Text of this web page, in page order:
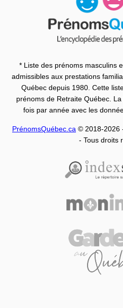
* Liste des prénoms masculins
admissibles aux prestations
Québec depuis 1980. Cette
prénoms de Retraite Québec.
fois par année avec les
PrénomsQuébec.ca © 2018-2026
- Tous droits